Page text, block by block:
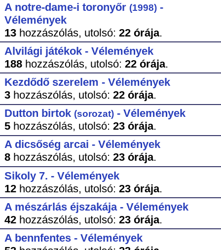
A notre-dame-i toronyőr (1998)-
Vélemények
13hozzászólás, utolsó: 22 órája.
Alvilági játékok - Vélemények
188hozzászólás, utolsó: 22 órája.
Kezdődő szerelem - Vélemények
3hozzászólás, utolsó: 22 órája.
Dutton birtok (sorozat)- Vélemények
5hozzászólás, utolsó: 23 órája.
A dicsőség arcai - Vélemények
8hozzászólás, utolsó: 23 órája.
Sikoly 7. - Vélemények
12hozzászólás, utolsó: 23 órája.
A mészárlás éjszakája - Vélemények
42hozzászólás, utolsó: 23 órája.
A bennfentes - Vélemények